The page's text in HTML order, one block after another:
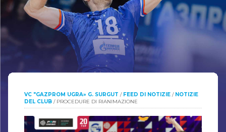
VC "GAZPROM UGRA» G. SURGUT / FEED DI NOTIZIE / NOTIZIE
DEL CLUB / PROCEDURE DI RIANIMAZIONE